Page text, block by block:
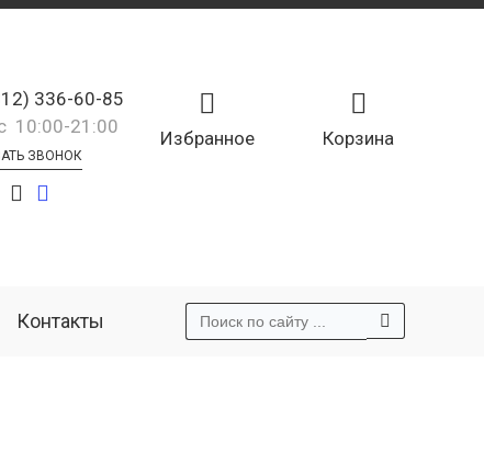
Корзина
Избранное
336-60-85
10:00-21:00
ЗВОНОК
Контакты